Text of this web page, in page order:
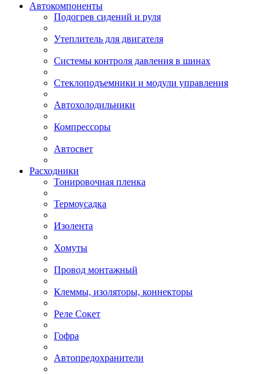
Автокомпоненты
Подогрев сидений и руля
Утеплитель для двигателя
Системы контроля давления в шинах
Стеклоподъемники и модули управления
Автохолодильники
Компрессоры
Автосвет
Расходники
Тонировочная пленка
Термоусадка
Изолента
Хомуты
Провод монтажный
Клеммы, изоляторы, коннекторы
Реле Сокет
Гофра
Автопредохранители